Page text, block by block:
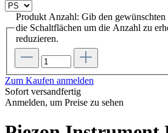
Produkt Anzahl: Gib den gewünschten
die Schaltflächen um die Anzahl zu
reduzieren.
Zum Kaufen anmelden
Sofort versandfertig
Anmelden, um Preise zu sehen